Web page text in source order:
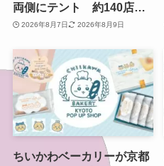
両側にテント 約140店の
やきもの市を歩いてきた
2026年8月7日 2026年8月9日
ちいかわベーカリーが京都